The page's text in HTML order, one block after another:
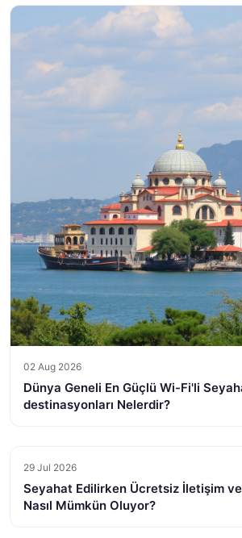
02 Aug 2026
Dünya Geneli En Güçlü Wi-Fi'li
destinasyonları Nelerdir?
29 Jul 2026
Seyahat Edilirken Ücretsiz İletişim ve
Nasıl Mümkün Oluyor?